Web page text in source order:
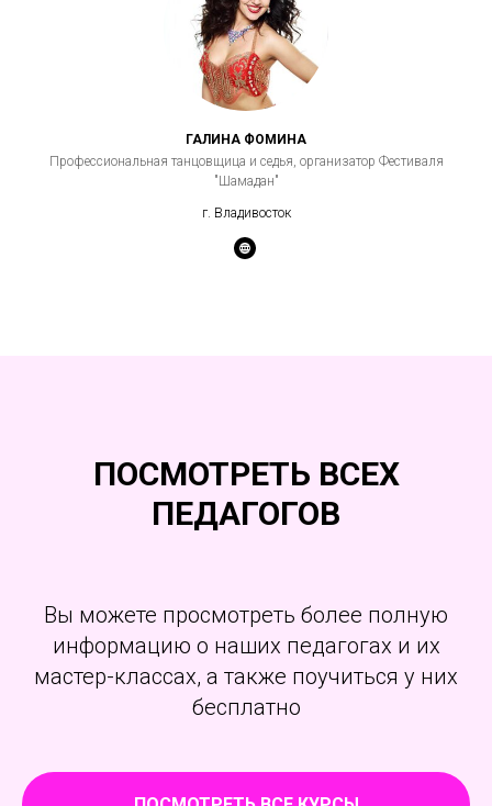
ГАЛИНА ФОМИНА
Профессиональная танцовщица и седья, организатор Фестиваля
"Шамадан"
г. Владивосток
ПОСМОТРЕТЬ ВСЕХ
ПЕДАГОГОВ
Вы можете просмотреть более полную
информацию о наших педагогах и их
мастер-классах, а также поучиться у них
бесплатно